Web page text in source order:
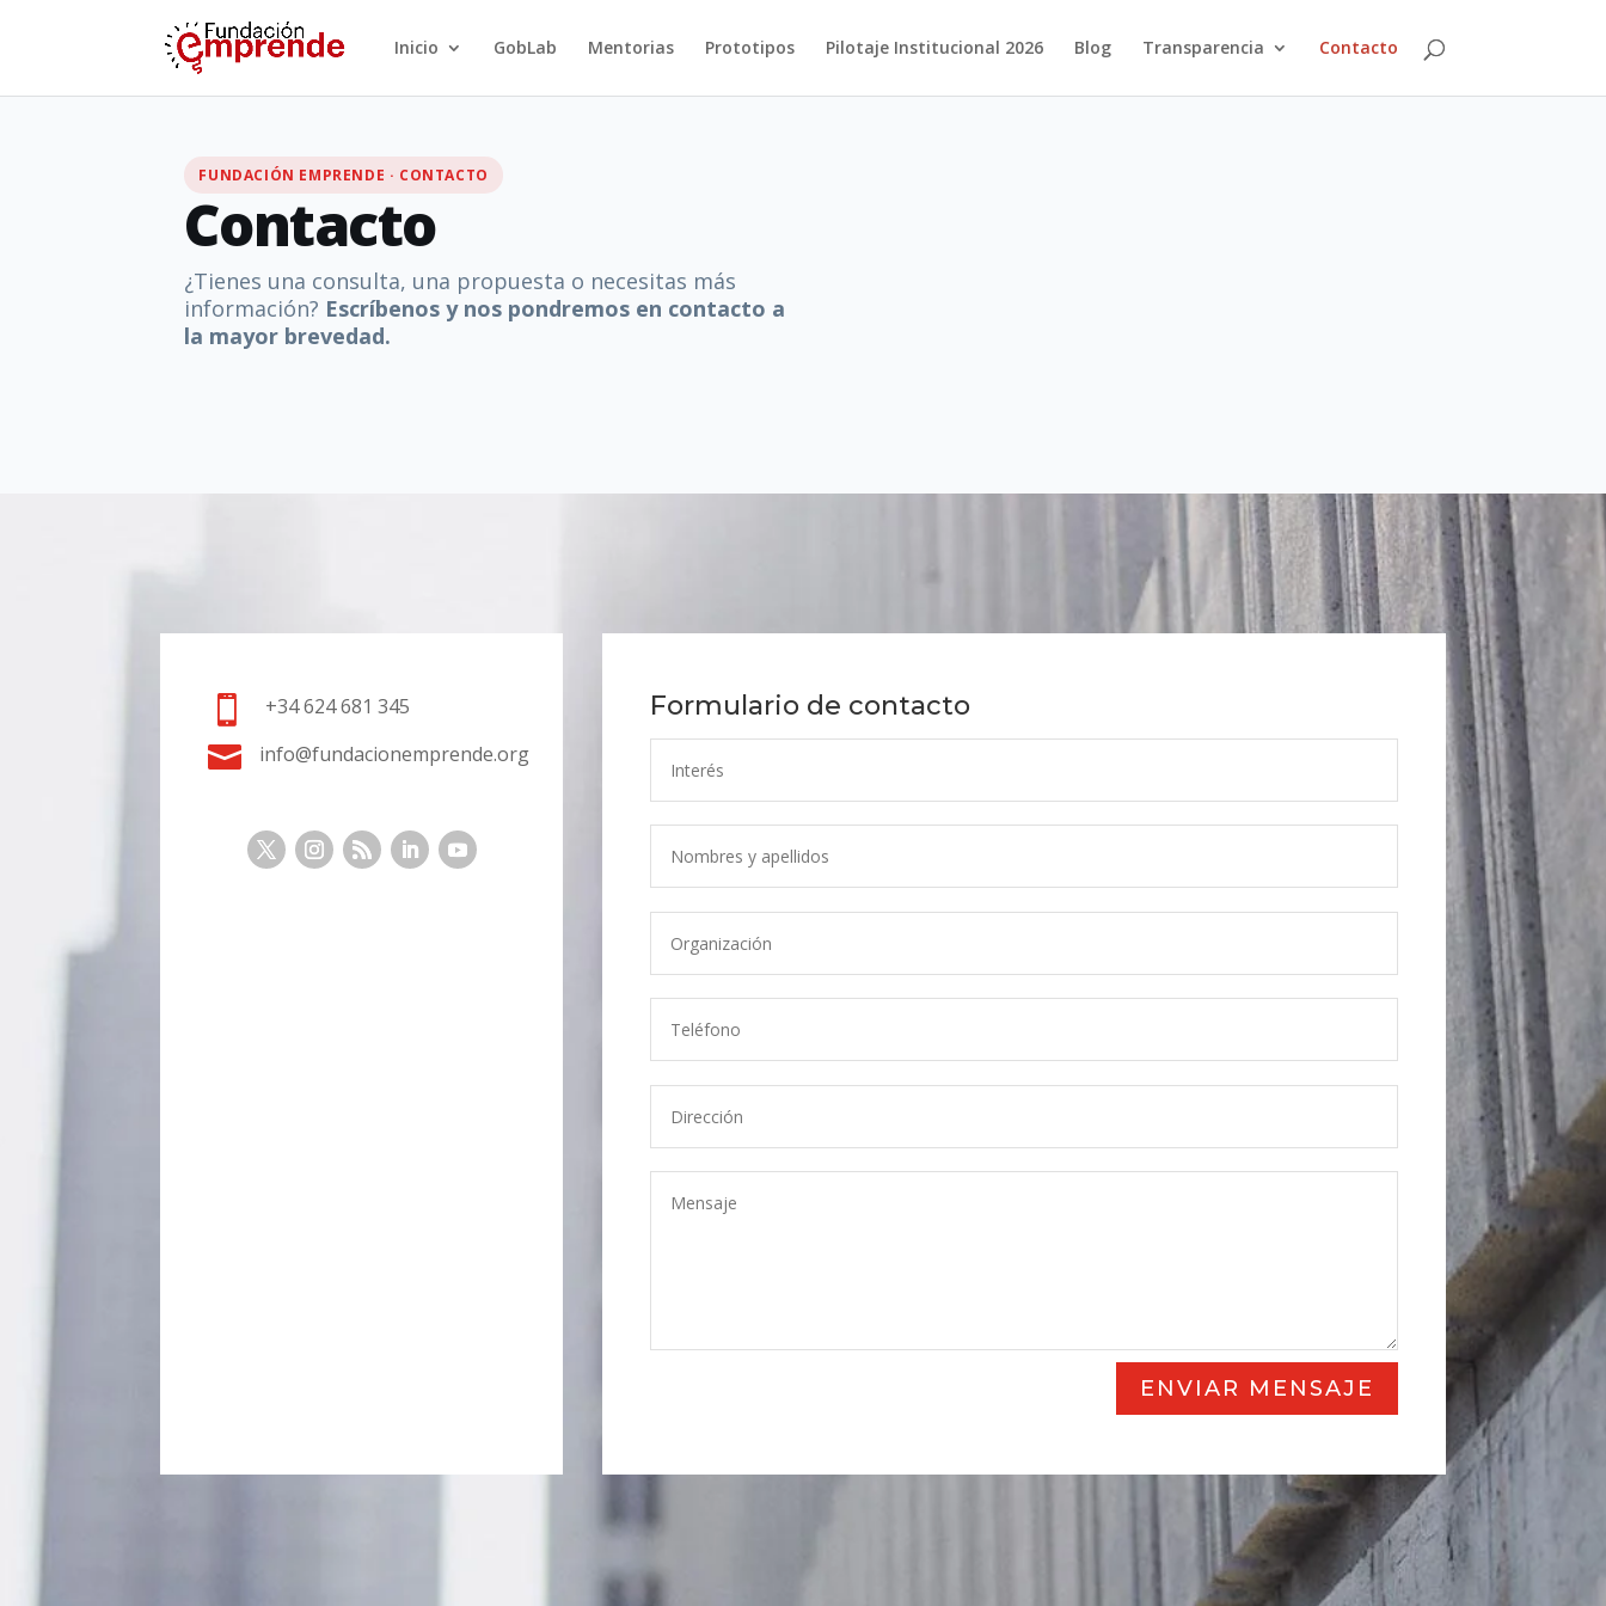
Inicio GobLab Mentorias Prototipos Pilotaje Institucional 2026 Blog Transparencia Contacto
FUNDACIÓN EMPRENDE · CONTACTO
Contacto
¿Tienes una consulta, una propuesta o necesitas más
información? Escríbenos y nos pondremos en contacto a
la mayor brevedad.
 +34 624 681 345
 info@fundacionemprende.org
Formulario de contacto
ENVIAR MENSAJE